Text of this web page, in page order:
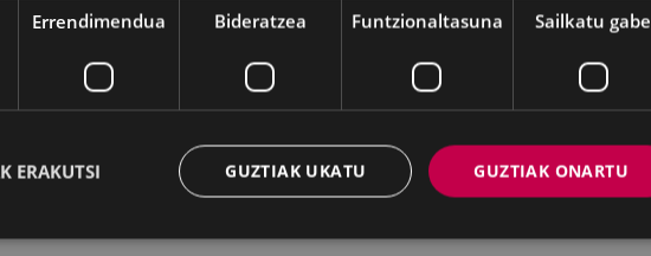
Errendimendua Bideratzea Funtzionaltasuna Sailkatu gabe
GUZTIAK ONARTU
GUZTIAK UKATU
ERAKUTSI